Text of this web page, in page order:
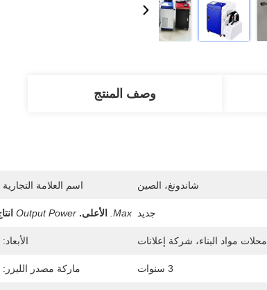
وصف المنتج
شاندونغ، الصين اسم العلامة التجارية
جديد Max. الأعلى. Output Power
محلات مواد البناء، شركة إعلانات الأبعاد:
3 سنوات ماركة مصدر الليزر: